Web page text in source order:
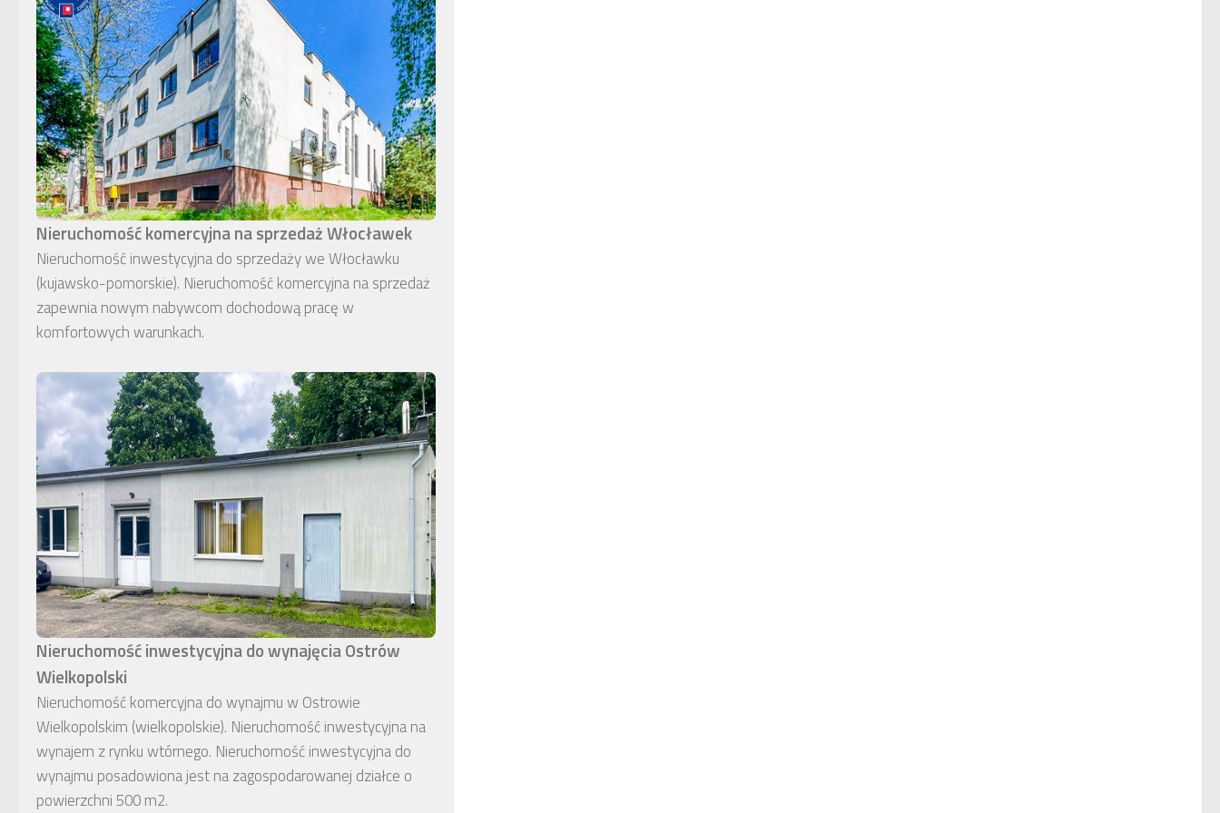
Nieruchomość komercyjna na sprzedaż Włocławek
Nieruchomość inwestycyjna do sprzedaży we Włocławku
(kujawsko-pomorskie). Nieruchomość komercyjna na sprzedaż
zapewnia nowym nabywcom dochodową pracę w
komfortowych warunkach.
Nieruchomość inwestycyjna do wynajęcia Ostrów
Wielkopolski
Nieruchomość komercyjna do wynajmu w Ostrowie
Wielkopolskim (wielkopolskie). Nieruchomość inwestycyjna na
wynajem z rynku wtórnego. Nieruchomość inwestycyjna do
wynajmu posadowiona jest na zagospodarowanej działce o
powierzchni 500 m2.